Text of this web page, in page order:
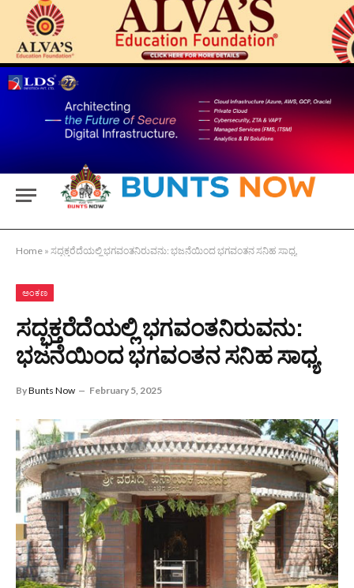
Home » ಸದ್ಭಕ್ತರೆದೆಯಲ್ಲಿ ಭಗವಂತನಿರುವನು: ಭಜನೆಯಿಂದ ಭಗವಂತನ ಸನಿಹ ಸಾಧ್ಯ
ಅಂಕಣ
ಸದ್ಭಕ್ತರೆದೆಯಲ್ಲಿ ಭಗವಂತನಿರುವನು:
ಭಜನೆಯಿಂದ ಭಗವಂತನ ಸನಿಹ ಸಾಧ್ಯ
ByBunts Now February 5, 2025